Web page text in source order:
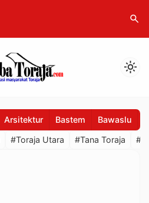
search
light_mode
Arsitektur Bastem Bawaslu
#Toraja Utara #Tana Toraja